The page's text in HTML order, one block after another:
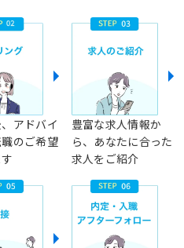
アドバイ
のご希望
豊富な求人情報か
ら、あなたに合った
求人をご紹介